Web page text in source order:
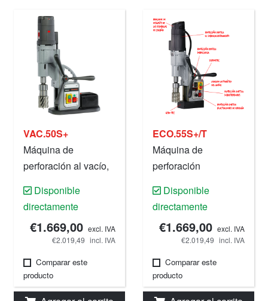
VAC.50S+
Máquina de
perforación al vacío,
Disponible
directamente
€1.669,00 excl. IVA
€2.019,49 incl. IVA
Comparar este
producto
ECO.55S+/T
Máquina de
perforación
220 V.
Disponible
directamente
€1.669,00 excl. IVA
€2.019,49 incl. IVA
Comparar este
producto